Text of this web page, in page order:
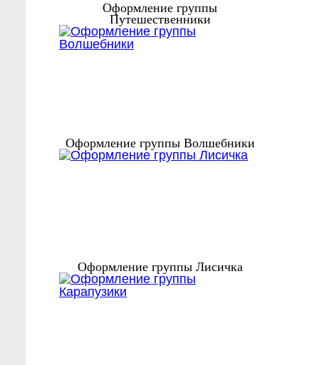
Оформление группы
Путешественники
Оформление группы Волшебники
Оформление группы Лисичка